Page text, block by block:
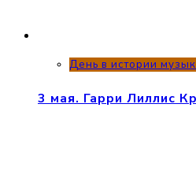
День в истории
3 мая. Гарри Лиллис